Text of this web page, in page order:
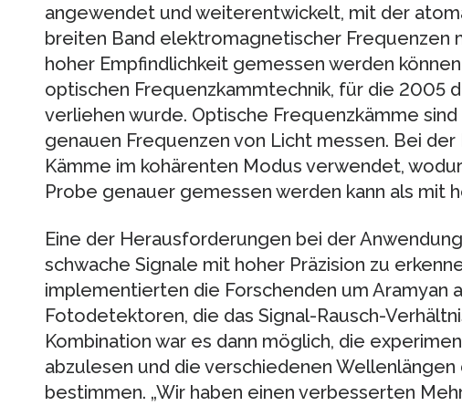
angewendet und weiterentwickelt, mit der
breiten Band elektromagnetischer Frequenzen
hoher Empfindlichkeit gemessen werden
optischen Frequenzkammtechnik, für die 2005
verliehen wurde. Optische Frequenzkämme
genauen Frequenzen von Licht messen. Bei
Kämme im kohärenten Modus verwendet,
Probe genauer gemessen werden kann als mit
Eine der Herausforderungen bei der
schwache Signale mit hoher Präzision zu
implementierten die Forschenden um Aramyan
Fotodetektoren, die das Signal-Rausch-
Kombination war es dann möglich, die
abzulesen und die verschiedenen Wellenlängen
bestimmen. „Wir haben einen verbesserten